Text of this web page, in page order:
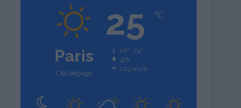
Paris
Ciel dégagé
25 ℃
26º - 24º
32%
2.23 km/h